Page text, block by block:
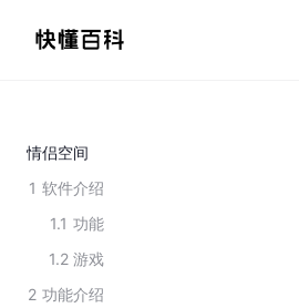
情侣空间
1 软件介绍
1.1 功能
1.2 游戏
2 功能介绍